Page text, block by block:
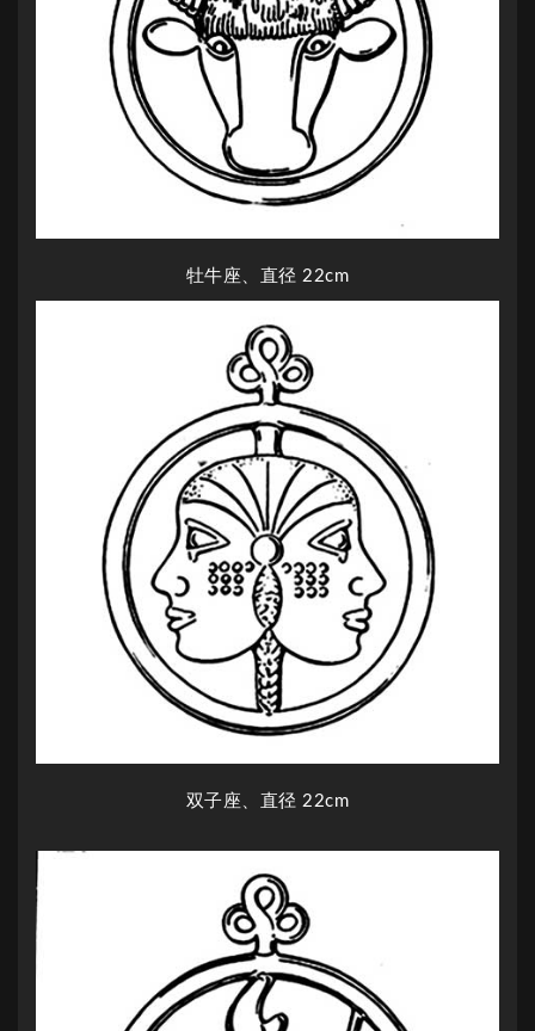
牡牛座、直径 22cm
双子座、直径 22cm